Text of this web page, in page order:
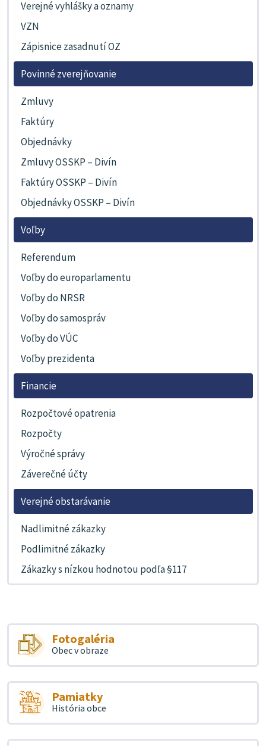
Verejné vyhlášky a oznamy
VZN
Zápisnice zasadnutí OZ
Povinné zverejňovanie
Zmluvy
Faktúry
Objednávky
Zmluvy OSSKP – Divín
Faktúry OSSKP – Divín
Objednávky OSSKP – Divín
Voľby
Referendum
Voľby do europarlamentu
Voľby do NRSR
Voľby do samospráv
Voľby do VÚC
Voľby prezidenta
Financie
Rozpočtové opatrenia
Rozpočty
Výročné správy
Záverečné účty
Verejné obstarávanie
Nadlimitné zákazky
Podlimitné zákazky
Zákazky s nízkou hodnotou podľa §117
Fotogaléria
Obec v obraze
Pamiatky
História obce